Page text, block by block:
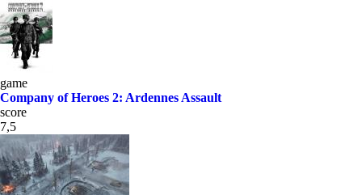
game
Company of Heroes 2: Ardennes Assault
score
7,5